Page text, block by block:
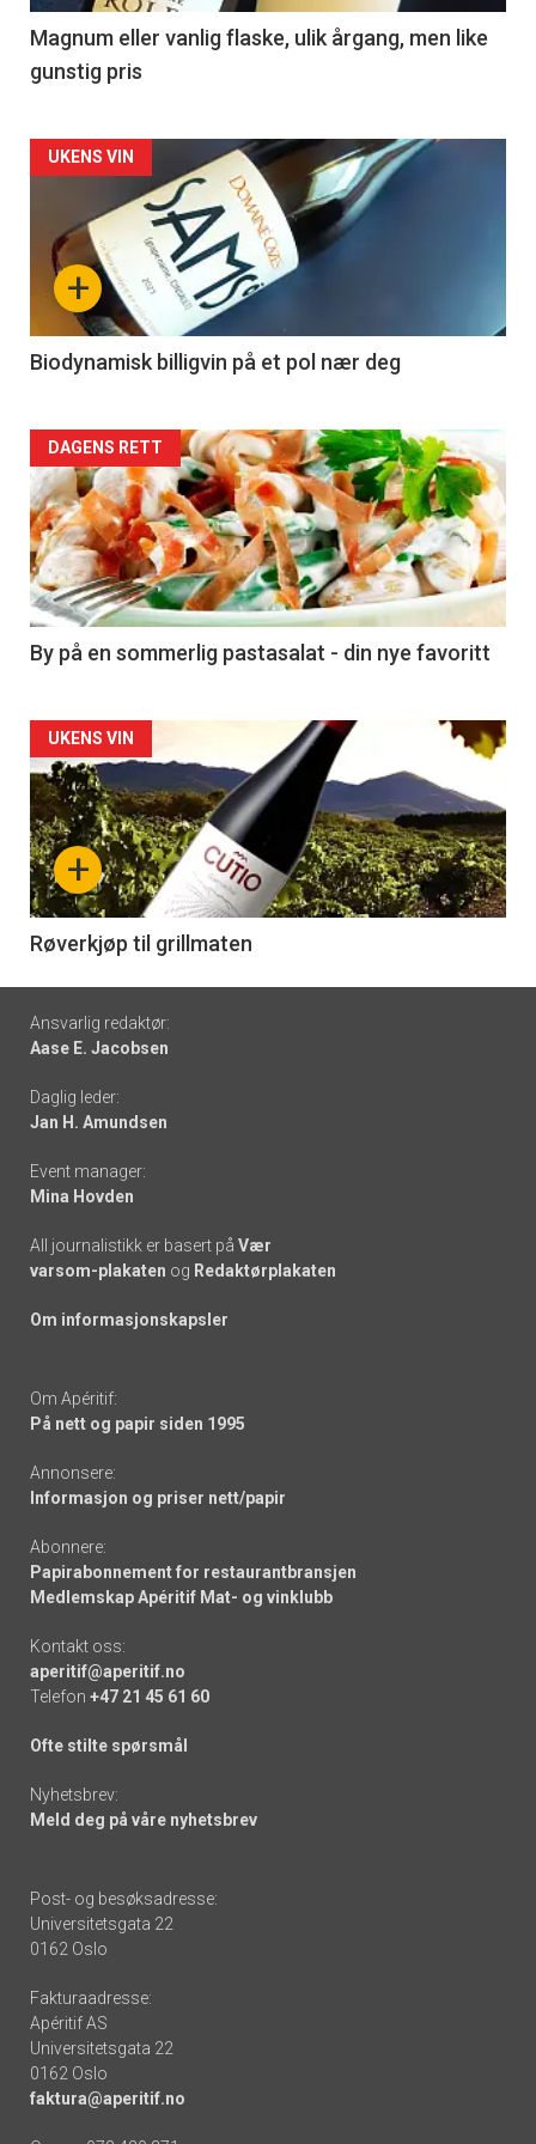
3
Magnum eller vanlig flaske, ulik årgang, men like
gunstig pris
Forsiden
akkurat
nå
4
+
UKENS VIN
Biodynamisk billigvin på et pol nær deg
Forsiden
akkurat
nå
-
5
DAGENS RETT
By på en sommerlig pastasalat - din nye favoritt
Forsiden
akkurat
nå
-
6
+
UKENS VIN
Røverkjøp til grillmaten
Footer
-
links
Ansvarlig redaktør:
Aase E. Jacobsen
Daglig leder:
Jan H. Amundsen
Event manager:
Mina Hovden
All journalistikk er basert på Vær
varsom-plakaten og Redaktørplakaten
Om informasjonskapsler
Om Apéritif:
På nett og papir siden 1995
Annonsere:
Informasjon og priser nett/papir
Abonnere:
Papirabonnement for restaurantbransjen
Medlemskap Apéritif Mat- og vinklubb
Kontakt oss:
aperitif@aperitif.no
Telefon +47 21 45 61 60
Ofte stilte spørsmål
Nyhetsbrev:
Meld deg på våre nyhetsbrev
Post- og besøksadresse:
Universitetsgata 22
0162 Oslo
Fakturaadresse:
Apéritif AS
Universitetsgata 22
0162 Oslo
faktura@aperitif.no